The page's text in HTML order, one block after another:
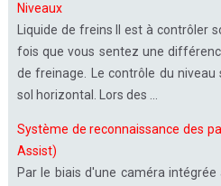
Niveaux
Liquide de freins Il est à contrôler
fois que vous sentez une
de freinage. Le contrôle du
sol horizontal. Lors des ...
Système de reconnaissance des
Assist)
Par le biais d'une caméra